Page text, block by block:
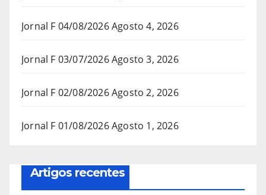
Jornal F 04/08/2026Agosto 4, 2026
Jornal F 03/07/2026Agosto 3, 2026
Jornal F 02/08/2026Agosto 2, 2026
Jornal F 01/08/2026Agosto 1, 2026
Artigos recentes